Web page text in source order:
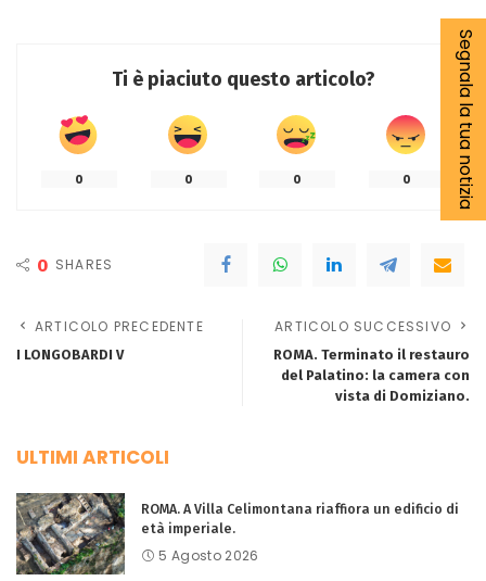
Ti è piaciuto questo articolo?
0 0 0 0
0 SHARES
ARTICOLO PRECEDENTE
I LONGOBARDI V
ARTICOLO SUCCESSIVO
ROMA. Terminato il restauro
del Palatino: la camera con
vista di Domiziano.
ULTIMI ARTICOLI
ROMA. A Villa Celimontana riaffiora un edificio di
età imperiale.
5 Agosto 2026
Segnala la tua notizia